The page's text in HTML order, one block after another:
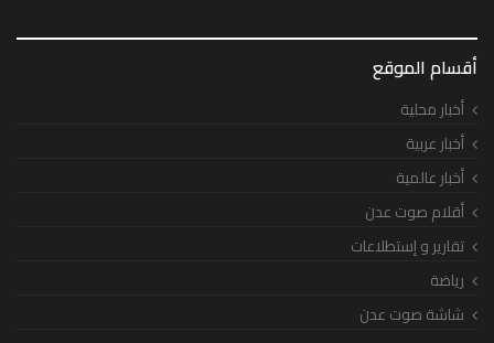
أقسام الموقع
أخبار محلية
أخبار عربية
أخبار عالمية
أقلام صوت عدن
تقارير و إستطلاعات
رياضة
شاشة صوت عدن